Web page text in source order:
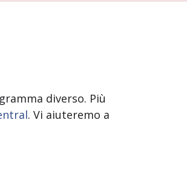
diverso. Più
. Vi aiuteremo a